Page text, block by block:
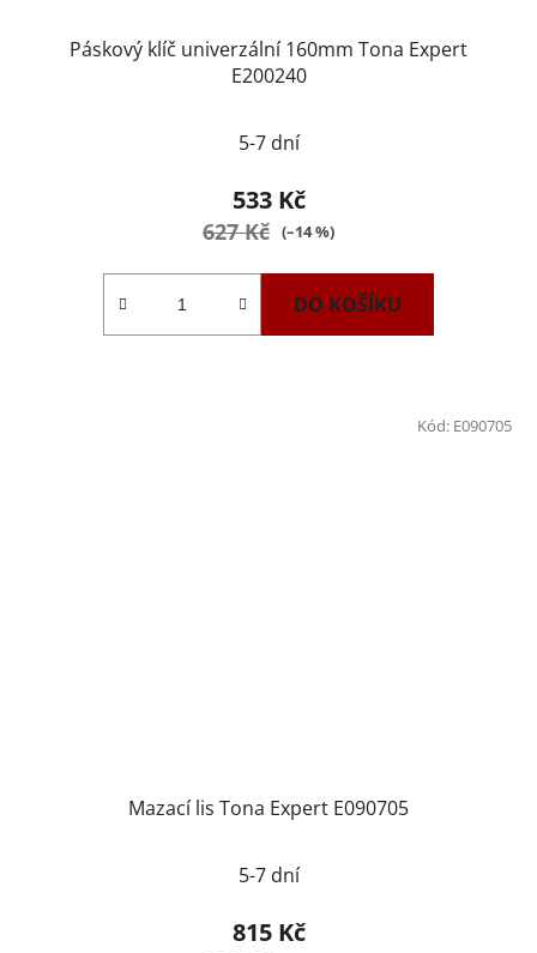
Páskový klíč univerzální 160mm Tona Expert
E200240
5-7 dní
533 Kč
627 Kč (–14 %)
DO KOŠÍKU
Mazací lis Tona Expert E090705
5-7 dní
815 Kč
Kód: E090705